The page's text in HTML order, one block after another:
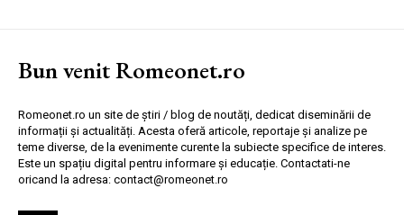
Bun venit Romeonet.ro
Romeonet.ro un site de știri / blog de noutăți, dedicat diseminării de
informații și actualități. Acesta oferă articole, reportaje și analize pe
teme diverse, de la evenimente curente la subiecte specifice de interes.
Este un spațiu digital pentru informare și educație. Contactati-ne
oricand la adresa: contact@romeonet.ro